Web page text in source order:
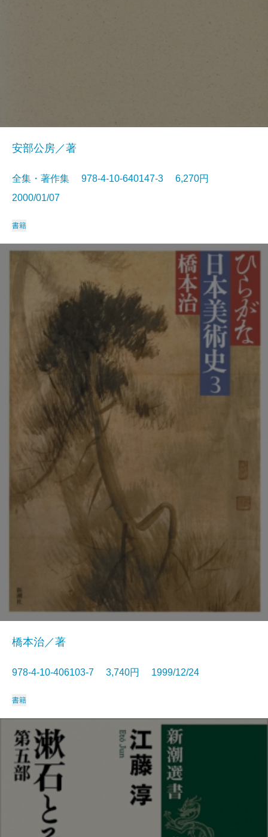
安部公房／著
全集・著作集 978-4-10-640147-3 6,270円
2000/01/07
書籍
橋本治／著
978-4-10-406103-7 3,740円 1999/12/24
書籍